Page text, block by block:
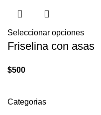
Categorias
Seleccionar opciones
Friselina con asas
$500